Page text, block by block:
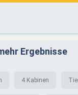
Ergebnisse
4 Kabinen